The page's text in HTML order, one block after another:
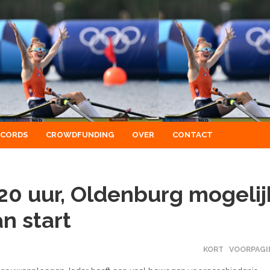
CROWDFUNDING OVER CONTACT
uur, Oldenburg
start
KORT